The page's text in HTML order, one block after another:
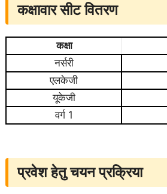
कक्षावार सीट वितरण
कक्षा
नर्सरी
एलकेजी
यूकेजी
वर्ग 1
प्रवेश हेतु चयन प्रक्रिया